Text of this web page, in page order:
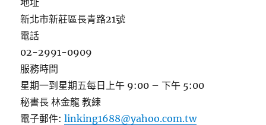
新北市新莊區長青路21號
電話
02-2991-0909
服務時間
星期一到星期五每日上午 9:00 – 下午 5:00
秘書長 林金龍 教練
電子郵件:linking1688@yahoo.com.tw